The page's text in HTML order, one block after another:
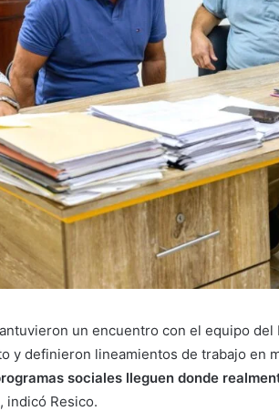
un encuentro con el equipo del
y definieron lineamientos de trabajo en
sociales lleguen donde
, indicó Resico.